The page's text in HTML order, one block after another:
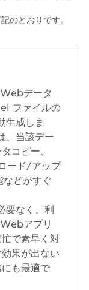
のとおりです。
データ
ファイルの
生成しま
、当該デー
コピー、
ード/アップ
などがすぐ
要なく、利
アプリ
で素早く対
果が出ない
も最適で